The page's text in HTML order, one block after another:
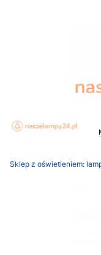
Sklep z oświetleniem: